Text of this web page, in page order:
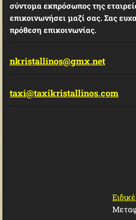
σύντομα εκπρόσωπος της
επικοινωνήσει μαζί σας. Σας
πρόθεση επικοινωνίας.
nkristallinos@gmx.net
taxi@taxikristallinos.com